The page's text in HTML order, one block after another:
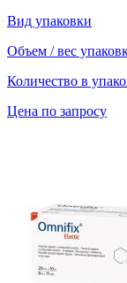
Вид упаковки
Объем / вес
Количество в
Цена по запросу